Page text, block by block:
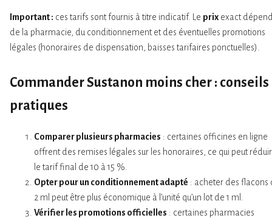
Important : ces tarifs sont fournis à titre indicatif. Le prix exact
de la pharmacie, du conditionnement et des éventuelles promotions
légales (honoraires de dispensation, baisses tarifaires ponctuelles).
Commander Sustanon moins cher : conseils
pratiques
Comparer plusieurs pharmacies : certaines officines en ligne
offrent des remises légales sur les honoraires, ce qui peut
le tarif final de 10 à 15 %.
Opter pour un conditionnement adapté : acheter des flacons
2 ml peut être plus économique à l’unité qu’un lot de 1 ml.
Vérifier les promotions officielles : certaines pharmacies